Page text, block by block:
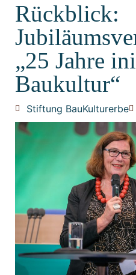
Rückblick:
„25 Jahre
Baukultur“
Stiftung BauKulturerbe